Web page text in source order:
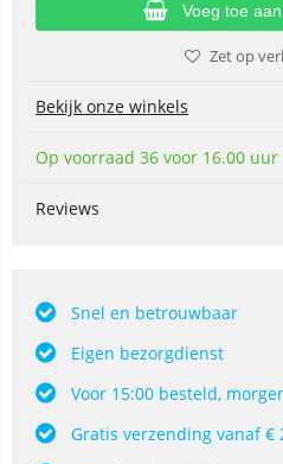
Voeg toe
Zet op
Bekijk onze winkels
Op voorraad 36 voor 16.00
Reviews
Snel en betrouwbaar
Eigen bezorgdienst
Voor 15:00 besteld,
Gratis verzending vanaf €